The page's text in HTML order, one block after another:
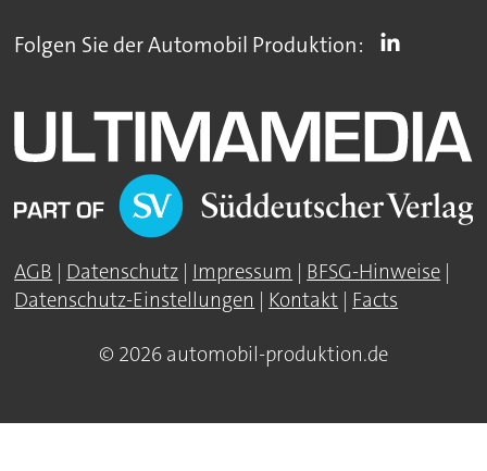
Folgen Sie der Automobil Produktion:
AGB | Datenschutz | Impressum | BFSG-Hinweise |
Datenschutz-Einstellungen | Kontakt | Facts
© 2026 automobil-produktion.de